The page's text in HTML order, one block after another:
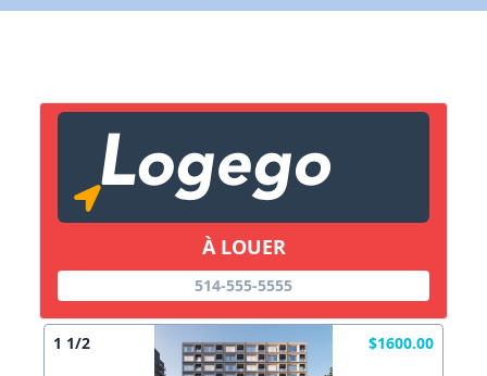
À LOUER
514-555-5555
1 1/2 $1600.00
X Fermer Envoyez
Copier lien
X Fermer